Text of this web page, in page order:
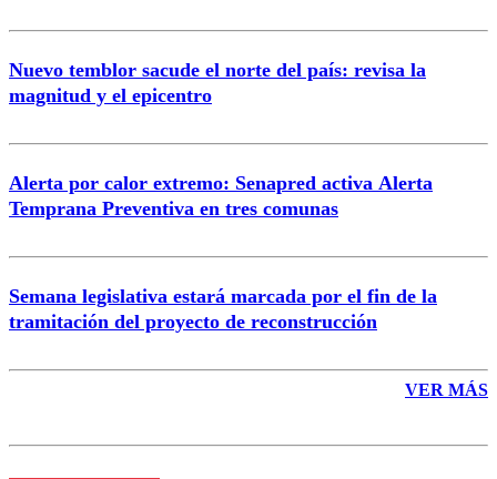
Nuevo temblor sacude el norte del país: revisa la
magnitud y el epicentro
Alerta por calor extremo: Senapred activa Alerta
Temprana Preventiva en tres comunas
Semana legislativa estará marcada por el fin de la
tramitación del proyecto de reconstrucción
VER MÁS